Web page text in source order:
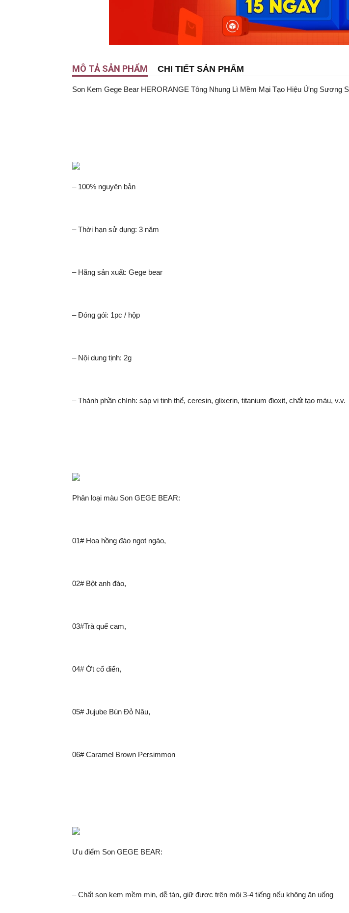
MÔ TẢ SẢN PHẨM CHI TIẾT SẢN PHẨM
Son Kem Gege Bear HERORANGE Tông Nhung Lì Mềm Mại Tạo Hiệu Ứng Sương
– 100% nguyên bản
– Thời hạn sử dụng: 3 năm
– Hãng sản xuất: Gege bear
– Đóng gói: 1pc / hộp
– Nội dung tịnh: 2g
– Thành phần chính: sáp vi tinh thể, ceresin, glixerin, titanium đioxit, chất tạo màu, v.v.
Phân loại màu Son GEGE BEAR:
01# Hoa hồng đào ngọt ngào,
02# Bột anh đào,
03#Trà quế cam,
04# Ớt cổ điển,
05# Jujube Bùn Đỏ Nâu,
06# Caramel Brown Persimmon
Ưu điểm Son GEGE BEAR:
– Chất son kem mềm mịn, dễ tán, giữ được trên môi 3-4 tiếng nếu không ăn uống